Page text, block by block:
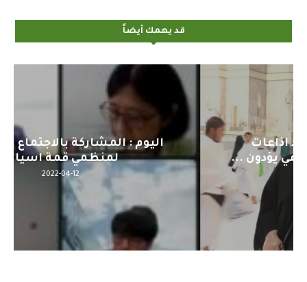
قد يهمك أيضاً
اليوم : المشاركة بالاجتماع التحضيري
لمنظمي قمة اسيا...